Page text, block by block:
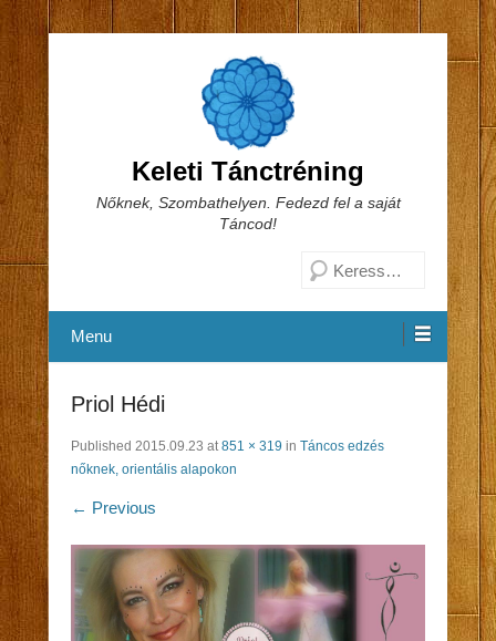
Keleti Tánctréning
Nőknek, Szombathelyen. Fedezd fel a saját
Táncod!
Menu
Priol Hédi
Published 2015.09.23 at851 × 319 in Táncos edzés
nőknek, orientális alapokon
← Previous